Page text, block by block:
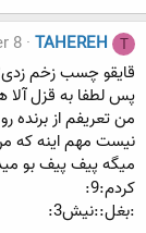
T
TAHEREH
8
قایقو چسب زخم
پس لطفا به قزل آلا
نیست مهم اینه که
میگه پیف پیف بو
کردم:9:
:بغل::نیش3: